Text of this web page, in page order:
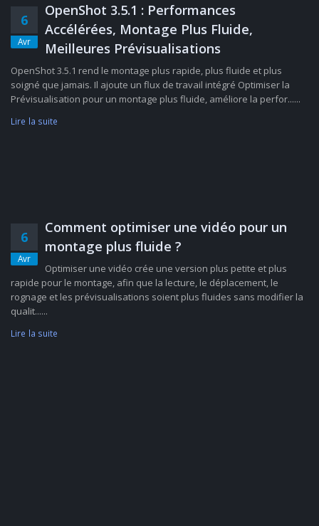
6
Avr
OpenShot 3.5.1 : Performances
Accélérées, Montage Plus Fluide,
Meilleures Prévisualisations
OpenShot 3.5.1 rend le montage plus rapide, plus fluide et plus
soigné que jamais. Il ajoute un flux de travail intégré Optimiser la
Prévisualisation pour un montage plus fluide, améliore la perfor......
Lire la suite
6
Avr
Comment optimiser une vidéo pour un
montage plus fluide ?
Optimiser une vidéo crée une version plus petite et plus
rapide pour le montage, afin que la lecture, le déplacement, le
rognage et les prévisualisations soient plus fluides sans modifier la
qualit......
Lire la suite